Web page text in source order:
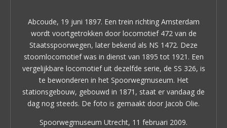
Abcoude, 19 juni 1897. Een trein richting Amsterdam
wordt voortgetrokken door locomotief 472 van de
Staatsspoorwegen, later bekend als NS 1472. Deze
stoomlocomotief was in dienst van 1895 tot 1921. Een
vergelijkbare locomotief uit dezelfde serie, de SS 326, is
te bewonderen in het Spoorwegmuseum. Het
stationsgebouw, gebouwd in 1871, staat er vandaag de
dag nog steeds. De foto is gemaakt door Jacob Olie.
Spoorwegmuseum Utrecht, 11 februari 2009.